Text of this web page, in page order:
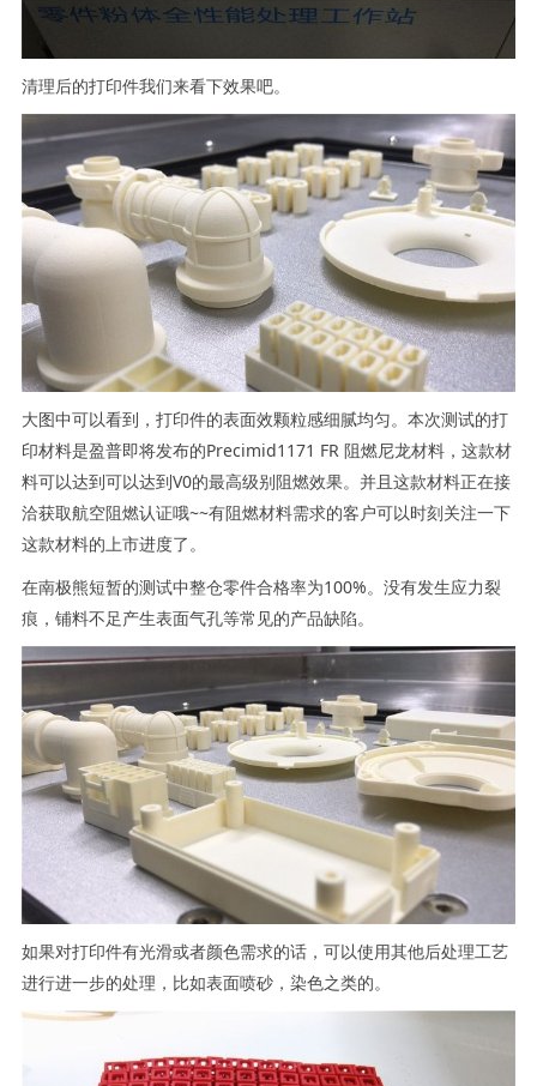
清理后的打印件我们来看下效果吧。
大图中可以看到，打印件的表面效颗粒感细腻均匀。本次测试的打
印材料是盈普即将发布的Precimid1171 FR 阻燃尼龙材料，这款材
料可以达到可以达到V0的最高级别阻燃效果。并且这款材料正在接
洽获取航空阻燃认证哦~~有阻燃材料需求的客户可以时刻关注一下
这款材料的上市进度了。
在南极熊短暂的测试中整仓零件合格率为100%。没有发生应力裂
痕，铺料不足产生表面气孔等常见的产品缺陷。
如果对打印件有光滑或者颜色需求的话，可以使用其他后处理工艺
进行进一步的处理，比如表面喷砂，染色之类的。